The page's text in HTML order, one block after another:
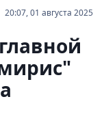
20:07, 01 августа 2025